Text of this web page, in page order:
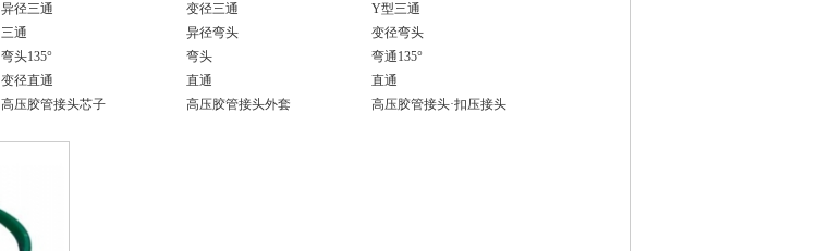
异径三通 变径三通
Y型三通
三通 异径弯头
变径弯头
弯头135° 弯头
弯通135°
变径直通 直通
直通
高压胶管接头芯子 高压胶管接头外套 高压胶管接头·扣压接头